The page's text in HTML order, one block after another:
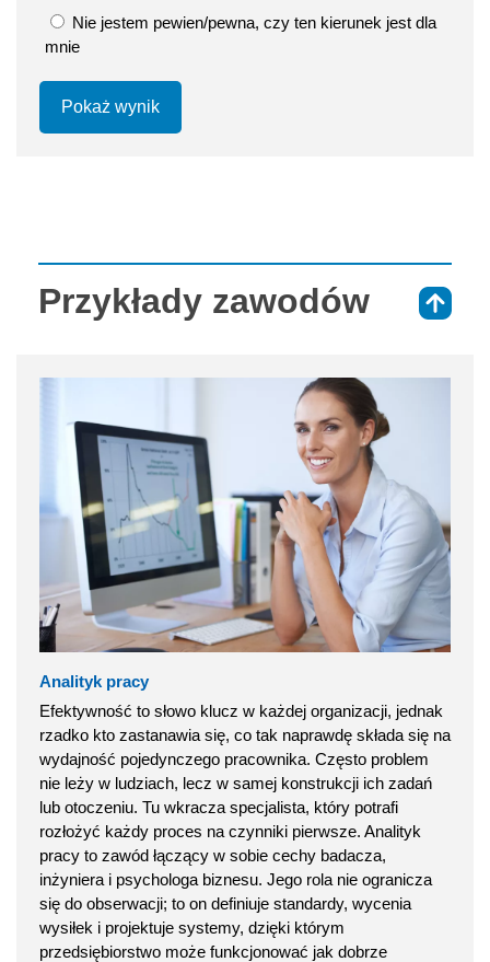
Nie jestem pewien/pewna, czy ten kierunek jest dla
mnie
Pokaż wynik
Przykłady zawodów
Analityk pracy
Efektywność to słowo klucz w każdej organizacji, jednak
rzadko kto zastanawia się, co tak naprawdę składa się na
wydajność pojedynczego pracownika. Często problem
nie leży w ludziach, lecz w samej konstrukcji ich zadań
lub otoczeniu. Tu wkracza specjalista, który potrafi
rozłożyć każdy proces na czynniki pierwsze. Analityk
pracy to zawód łączący w sobie cechy badacza,
inżyniera i psychologa biznesu. Jego rola nie ogranicza
się do obserwacji; to on definiuje standardy, wycenia
wysiłek i projektuje systemy, dzięki którym
przedsiębiorstwo może funkcjonować jak dobrze